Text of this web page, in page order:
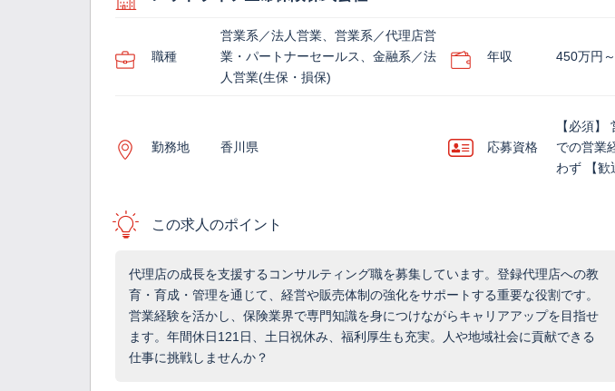
職種
営業系／法人営業、営業系／代理店営
業・パートナーセールス、金融系／法
人営業(生保・損保)
年収 450万円
勤務地 香川県 応募資格
【必須
での営業
わず 【歓
この求人のポイント
代理店の成長を支援するコンサルティング職を募集しています。登録代理店への教
育・育成・管理を通じて、経営や販売体制の強化をサポートする重要な役割です。
営業経験を活かし、保険業界で専門知識を身につけながらキャリアアップを目指せ
ます。年間休日121日、土日祝休み、福利厚生も充実。人や地域社会に貢献できる
仕事に挑戦しませんか？